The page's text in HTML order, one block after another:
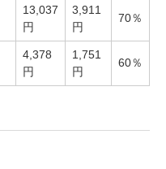
13,037
円
3,911
円
70％
4,378
円
1,751
円
60％